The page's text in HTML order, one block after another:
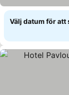
Välj datum för att